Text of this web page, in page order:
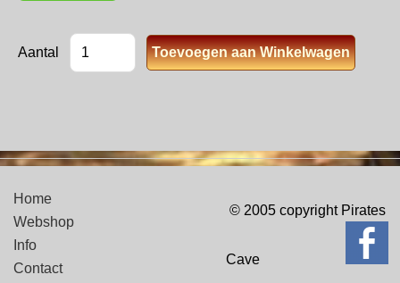
Aantal
Home
Webshop
Info
Contact
© 2005 copyright Pirates
Cave